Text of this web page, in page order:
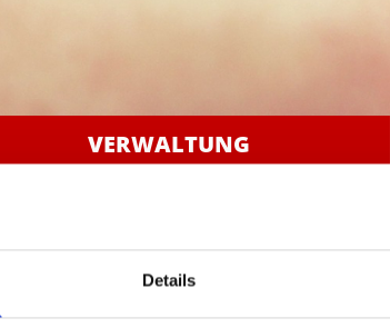
Details
VERWALTUNG
BETTGES IN